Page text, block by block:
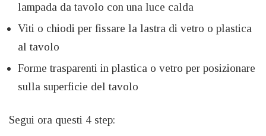
lampada da tavolo con una luce calda
Viti o chiodi per fissare la lastra di vetro o plastica
al tavolo
Forme trasparenti in plastica o vetro per posizionare
sulla superficie del tavolo
Segui ora questi 4 step: